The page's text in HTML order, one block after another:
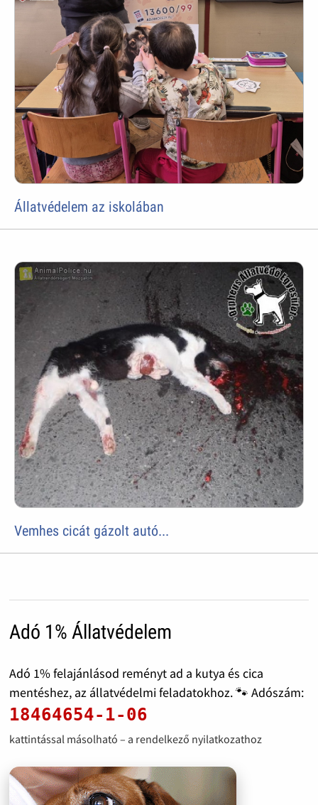
Állatvédelem az iskolában
Vemhes cicát gázolt autó...
Adó 1% Állatvédelem
Adó 1% felajánlásod reményt ad a kutya és cica
mentéshez, az állatvédelmi feladatokhoz. 🐾 Adószám:
18464654-1-06
kattintással másolható – a rendelkező nyilatkozathoz